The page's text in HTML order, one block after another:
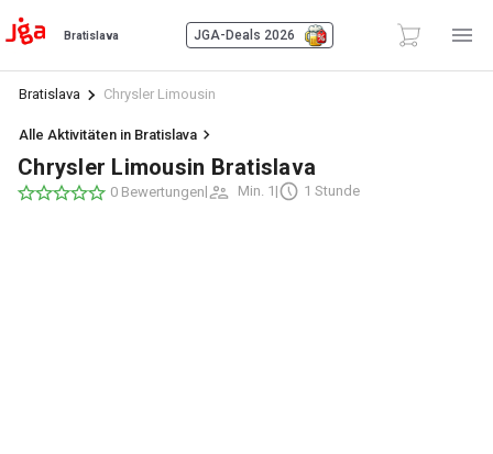
Bratislava JGA-Deals 2026
Bratislava Chrysler Limousin
Alle Aktivitäten in Bratislava
Chrysler Limousin Bratislava
0 Bewertungen| Min. 1 | 1 Stunde